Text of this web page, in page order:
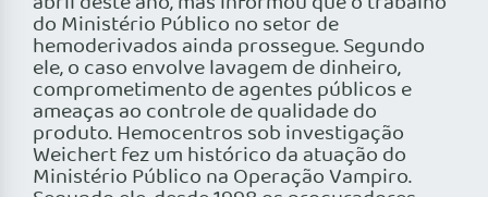
do Ministério Público no setor de
hemoderivados ainda prossegue. Segundo
ele, o caso envolve lavagem de dinheiro,
comprometimento de agentes públicos e
ameaças ao controle de qualidade do
produto. Hemocentros sob investigação
Weichert fez um histórico da atuação do
Ministério Público na Operação Vampiro.